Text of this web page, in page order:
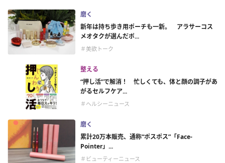
磨く
新年は持ち歩き用ポーチも一新。 アラサーコス
メオタクが選んだポ...
＃美欲トーク
整える
“押し活”で解消！ 忙しくても、体と顔の調子があ
がるセルフケア...
＃ヘルシーニュース
磨く
累計20万本販売、通称“ポスポス”「Face-
Pointer」...
＃ビューティーニュース